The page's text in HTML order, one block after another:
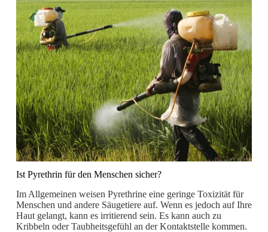
Ist Pyrethrin für den Menschen sicher?
Im Allgemeinen weisen Pyrethrine eine geringe Toxizität für
Menschen und andere Säugetiere auf. Wenn es jedoch auf Ihre
Haut gelangt, kann es irritierend sein. Es kann auch zu
Kribbeln oder Taubheitsgefühl an der Kontaktstelle kommen.